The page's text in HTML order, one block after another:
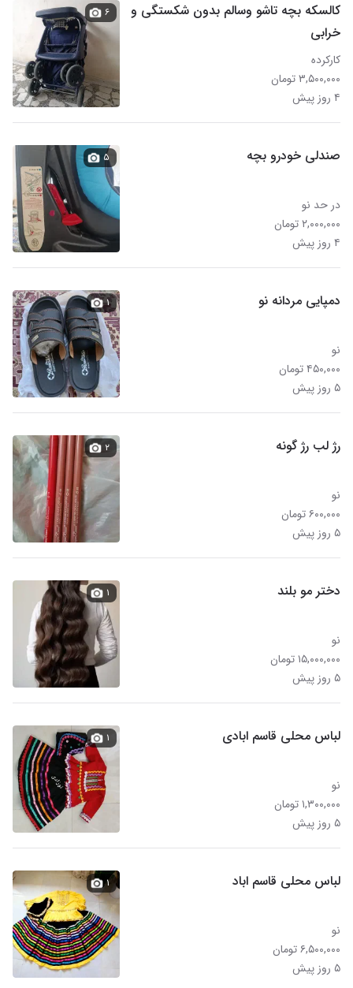
کالسکه بچه تاشو وسالم بدون شکستگی و
خرابی
کارکرده
۳,۵۰۰,۰۰۰ تومان
۴ روز پیش
۶
صندلی خودرو بچه
در حد نو
۲,۰۰۰,۰۰۰ تومان
۴ روز پیش
۵
دمپایی مردانه نو
نو
۴۵۰,۰۰۰ تومان
۵ روز پیش
۱
رژ لب رژ گونه
نو
۶۰۰,۰۰۰ تومان
۵ روز پیش
۲
دختر مو بلند
نو
۱۵,۰۰۰,۰۰۰ تومان
۵ روز پیش
۱
لباس محلی قاسم ابادی
نو
۱,۳۰۰,۰۰۰ تومان
۵ روز پیش
۱
لباس محلی قاسم اباد
نو
۶,۵۰۰,۰۰۰ تومان
۵ روز پیش
۱